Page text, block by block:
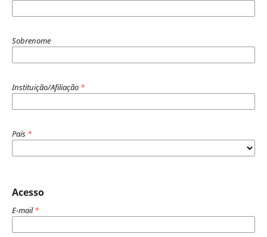
Sobrenome
Instituição/Afiliação *
País *
Acesso
E-mail*